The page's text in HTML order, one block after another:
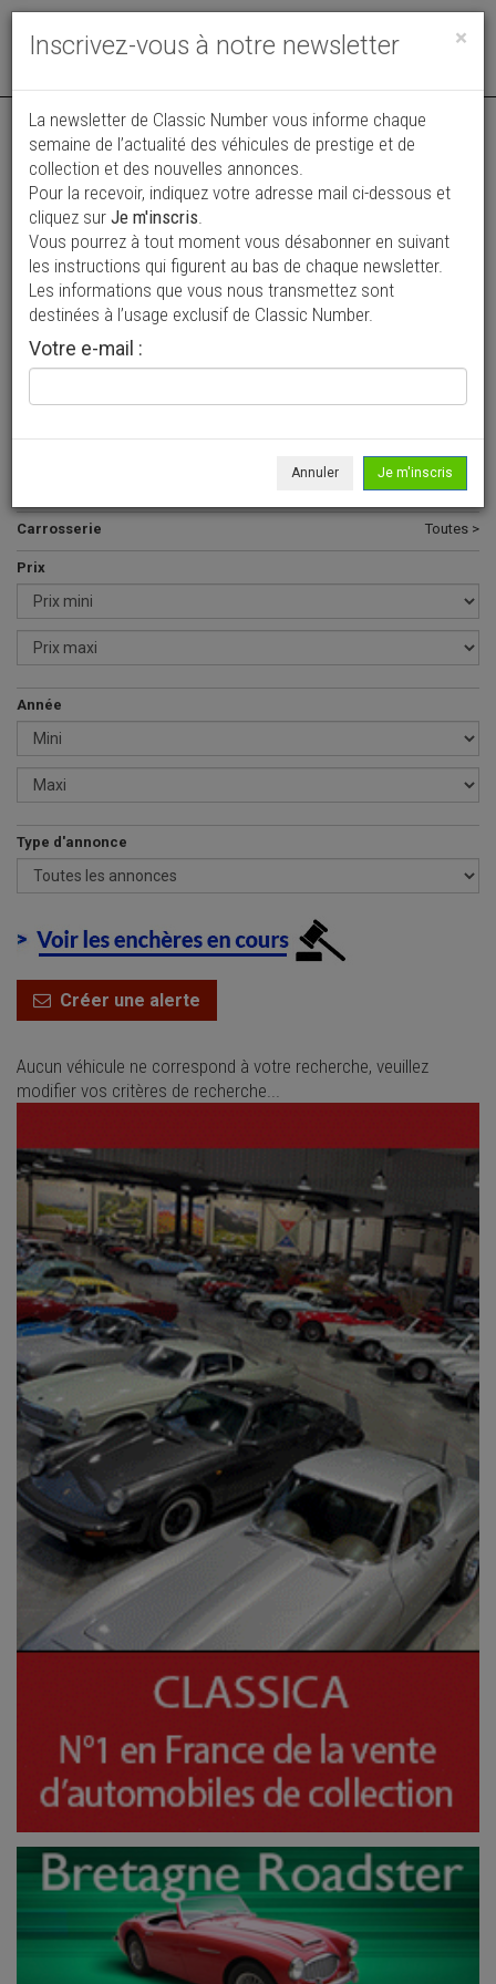
Toggle
Vos annonces vues par
plus de 4 millions de collectionneurs
Ajouter une annonce
> Rechercher un véhicule
AE >
Carrosserie Toutes >
Prix
Année
Type d'annonce
Créer une alerte
Aucun véhicule ne correspond à votre recherche, veuillez
modifier vos critères de recherche...
×
Inscrivez-vous à notre newsletter
La newsletter de Classic Number vous informe chaque
semaine de l’actualité des véhicules de prestige et de
collection et des nouvelles annonces.
Pour la recevoir, indiquez votre adresse mail ci-dessous et
cliquez sur Je m'inscris.
Vous pourrez à tout moment vous désabonner en suivant
les instructions qui figurent au bas de chaque newsletter.
Les informations que vous nous transmettez sont
destinées à l’usage exclusif de Classic Number.
Votre e-mail :
Annuler Je m'inscris